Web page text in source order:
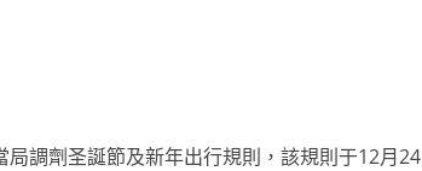
調劑圣誕節及新年出行規則，該規則于12月24